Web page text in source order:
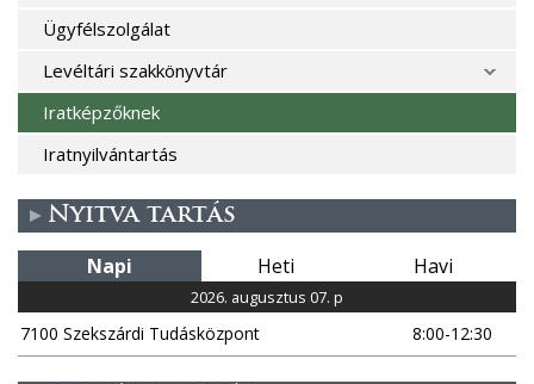
Ügyfélszolgálat
Levéltári szakkönyvtár
Iratképzőknek
Iratnyilvántartás
Nyitva tartás
Napi Heti Havi
2026. augusztus 07. p
7100 Szekszárdi Tudásközpont 8:00-12:30